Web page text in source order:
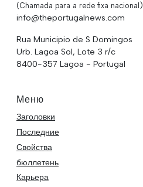
(Chamada para a rede fixa nacional)
info@theportugalnews.com
Rua Municipio de S Domingos
Urb. Lagoa Sol, Lote 3 r/c
8400-357 Lagoa - Portugal
Меню
Заголовки
Последние
Свойства
бюллетень
Карьера